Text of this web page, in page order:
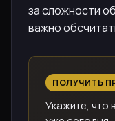
за сложности
важно
ПОЛУЧИТЬ
Укажите, что